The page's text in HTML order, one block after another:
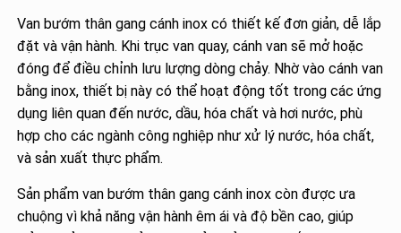
Van bướm thân gang cánh inox có thiết kế đơn giản, dễ lắp
đặt và vận hành. Khi trục van quay, cánh van sẽ mở hoặc
đóng để điều chỉnh lưu lượng dòng chảy. Nhờ vào cánh van
bằng inox, thiết bị này có thể hoạt động tốt trong các ứng
dụng liên quan đến nước, dầu, hóa chất và hơi nước, phù
hợp cho các ngành công nghiệp như xử lý nước, hóa chất,
và sản xuất thực phẩm.
Sản phẩm van bướm thân gang cánh inox còn được ưa
chuộng vì khả năng vận hành êm ái và độ bền cao, giúp